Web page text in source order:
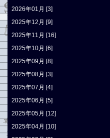
2026年01月 [3]
2025年12月 [9]
2025年11月 [16]
2025年10月 [6]
2025年09月 [8]
2025年08月 [3]
2025年07月 [4]
2025年06月 [5]
2025年05月 [12]
2025年04月 [10]